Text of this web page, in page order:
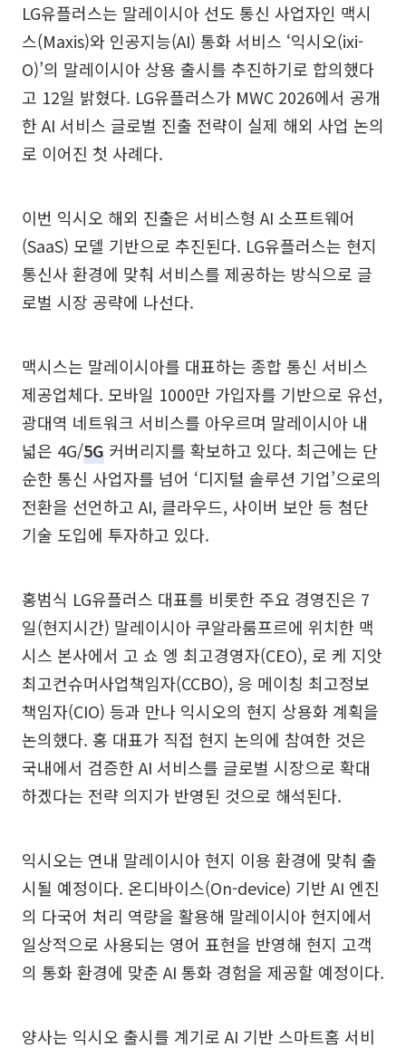
LG유플러스는 말레이시아 선도 통신 사업자인 맥시
스(Maxis)와 인공지능(AI) 통화 서비스 ‘익시오(ixi-
O)’의 말레이시아 상용 출시를 추진하기로 합의했다
고 12일 밝혔다. LG유플러스가 MWC 2026에서 공개
한 AI 서비스 글로벌 진출 전략이 실제 해외 사업 논의
로 이어진 첫 사례다.
이번 익시오 해외 진출은 서비스형 AI 소프트웨어
(SaaS) 모델 기반으로 추진된다. LG유플러스는 현지
통신사 환경에 맞춰 서비스를 제공하는 방식으로 글
로벌 시장 공략에 나선다.
맥시스는 말레이시아를 대표하는 종합 통신 서비스
제공업체다. 모바일 1000만 가입자를 기반으로 유선,
광대역 네트워크 서비스를 아우르며 말레이시아 내
넓은 4G/5G 커버리지를 확보하고 있다. 최근에는 단
순한 통신 사업자를 넘어 ‘디지털 솔루션 기업’으로의
전환을 선언하고 AI, 클라우드, 사이버 보안 등 첨단
기술 도입에 투자하고 있다.
홍범식 LG유플러스 대표를 비롯한 주요 경영진은 7
일(현지시간) 말레이시아 쿠알라룸프르에 위치한 맥
시스 본사에서 고 쇼 엥 최고경영자(CEO), 로 케 지앗
최고컨슈머사업책임자(CCBO), 응 메이칭 최고정보
책임자(CIO) 등과 만나 익시오의 현지 상용화 계획을
논의했다. 홍 대표가 직접 현지 논의에 참여한 것은
국내에서 검증한 AI 서비스를 글로벌 시장으로 확대
하겠다는 전략 의지가 반영된 것으로 해석된다.
익시오는 연내 말레이시아 현지 이용 환경에 맞춰 출
시될 예정이다. 온디바이스(On-device) 기반 AI 엔진
의 다국어 처리 역량을 활용해 말레이시아 현지에서
일상적으로 사용되는 영어 표현을 반영해 현지 고객
의 통화 환경에 맞춘 AI 통화 경험을 제공할 예정이다.
양사는 익시오 출시를 계기로 AI 기반 스마트홈 서비